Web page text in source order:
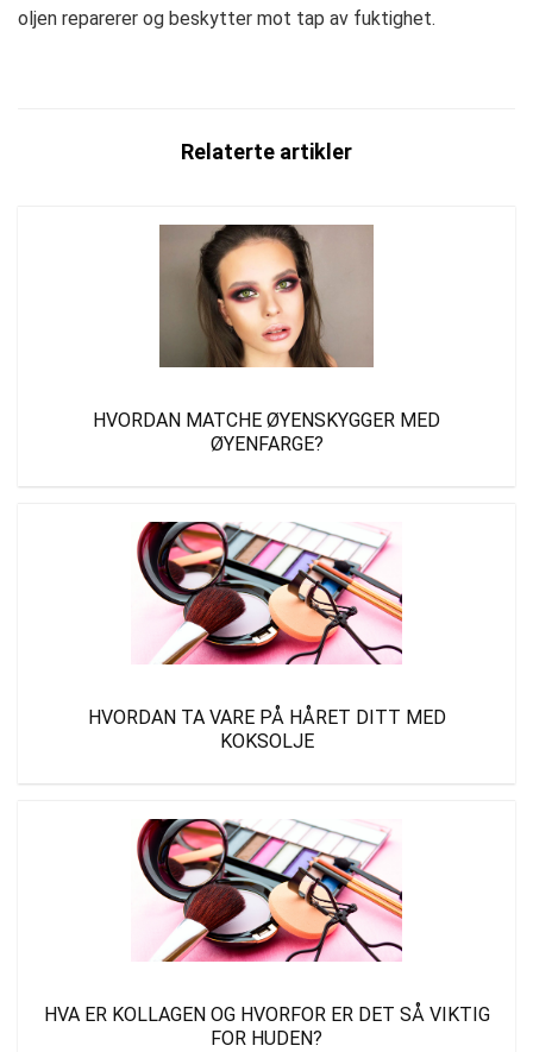
oljen reparerer og beskytter mot tap av fuktighet.
Relaterte artikler
HVORDAN MATCHE ØYENSKYGGER MED
ØYENFARGE?
HVORDAN TA VARE PÅ HÅRET DITT MED
KOKSOLJE
HVA ER KOLLAGEN OG HVORFOR ER DET SÅ VIKTIG
FOR HUDEN?